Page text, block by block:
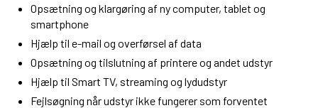
Opsætning og klargøring af ny computer, tablet og
smartphone
Hjælp til e-mail og overførsel af data
Opsætning og tilslutning af printere og andet udstyr
Hjælp til Smart TV, streaming og lydudstyr
Fejlsøgning når udstyr ikke fungerer som forventet